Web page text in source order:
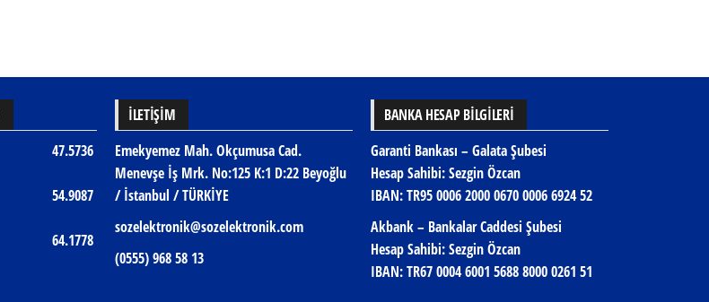
47.5736
54.9087
64.1778
İLETIŞIM
Emekyemez Mah. Okçumusa Cad.
Menevşe İş Mrk. No:125 K:1 D:22 Beyoğlu
/ İstanbul / TÜRKİYE
sozelektronik@sozelektronik.com
(0555) 968 58 13
BANKA HESAP BİLGİLERİ
Garanti Bankası – Galata Şubesi
Hesap Sahibi: Sezgin Özcan
IBAN:TR95 0006 2000 0670 0006 6924 52
Akbank – Bankalar Caddesi Şubesi
Hesap Sahibi: Sezgin Özcan
IBAN:TR67 0004 6001 5688 8000 0261 51